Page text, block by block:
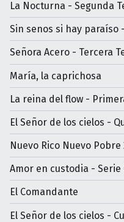
La Nocturna - Segunda
Sin senos si hay paraíso
Señora Acero - Tercera
María, la caprichosa
La reina del flow -
El Señor de los cielos -
Nuevo Rico Nuevo
Amor en custodia - Serie
El Comandante
El Señor de los cielos -